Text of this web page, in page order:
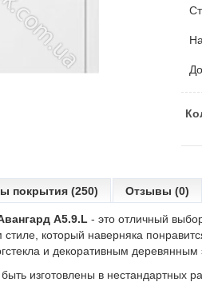
покрытия (250) Отзывы (0)
А5.9.L - это отличный
стиле, который наверняка
и декоративным
изготовлены в нестандартных